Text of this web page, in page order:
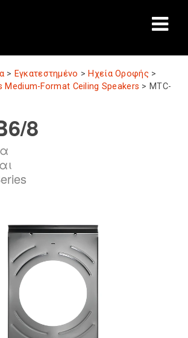
> Εγκατεστημένο > Ηχεία Οροφής>
Medium-Format Ceiling Speakers > MTC-
8